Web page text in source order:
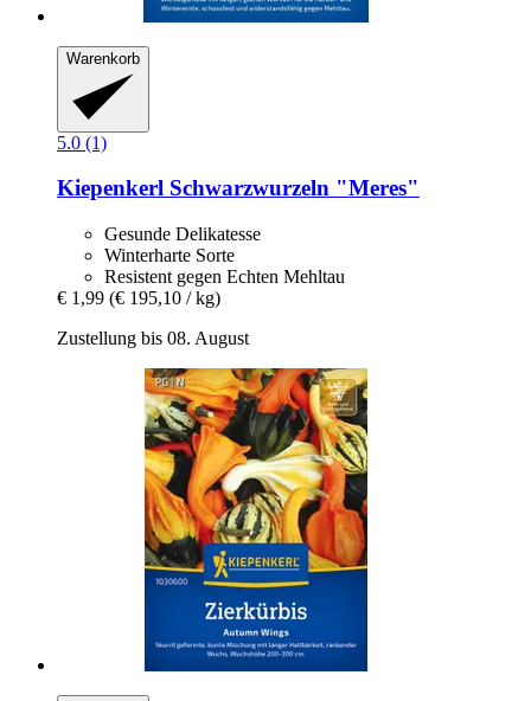
Warenkorb
5.0 (1)
Kiepenkerl Schwarzwurzeln "Meres"
Gesunde Delikatesse
Winterharte Sorte
Resistent gegen Echten Mehltau
€ 1,99 (€ 195,10 / kg)
Zustellung bis 08. August